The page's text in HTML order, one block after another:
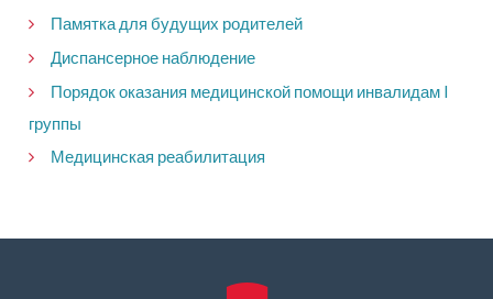
Памятка для будущих родителей
Диспансерное наблюдение
Порядок оказания медицинской помощи инвалидам I
группы
Медицинская реабилитация